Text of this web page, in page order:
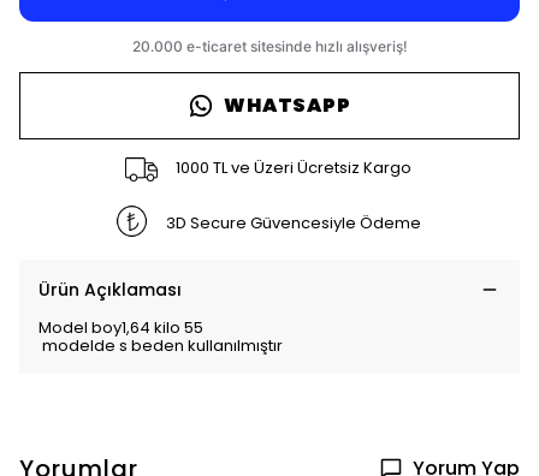
WHATSAPP
1000 TL ve Üzeri Ücretsiz Kargo
3D Secure Güvencesiyle Ödeme
Ürün Açıklaması
Model boy1,64 kilo 55
modelde s beden kullanılmıştır
Yorumlar Yorum Yap